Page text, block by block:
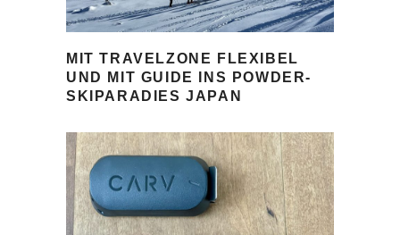
MIT TRAVELZONE FLEXIBEL
UND MIT GUIDE INS POWDER-
SKIPARADIES JAPAN